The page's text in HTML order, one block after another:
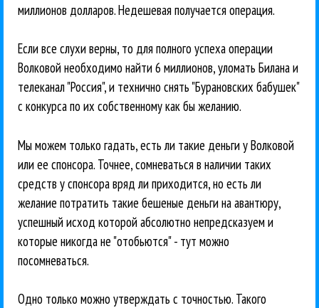
миллионов долларов. Недешевая получается операция.
Если все слухи верны, то для полного успеха операции
Волковой необходимо найти 6 миллионов, уломать Билана и
телеканал "Россия", и технично снять "Бурановских бабушек"
с конкурса по их собственному как бы желанию.
Мы можем только гадать, есть ли такие деньги у Волковой
или ее спонсора. Точнее, сомневаться в наличии таких
средств у спонсора вряд ли приходится, но есть ли
желание потратить такие бешеные деньги на авантюру,
успешный исход которой абсолютно непредсказуем и
которые никогда не "отобьются" - тут можно
посомневаться.
Одно только можно утверждать с точностью. Такого